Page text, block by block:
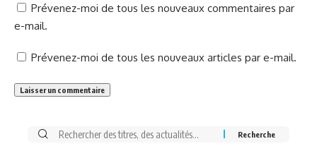
Prévenez-moi de tous les nouveaux commentaires par
e-mail.
Prévenez-moi de tous les nouveaux articles par e-mail.
Rechercher: